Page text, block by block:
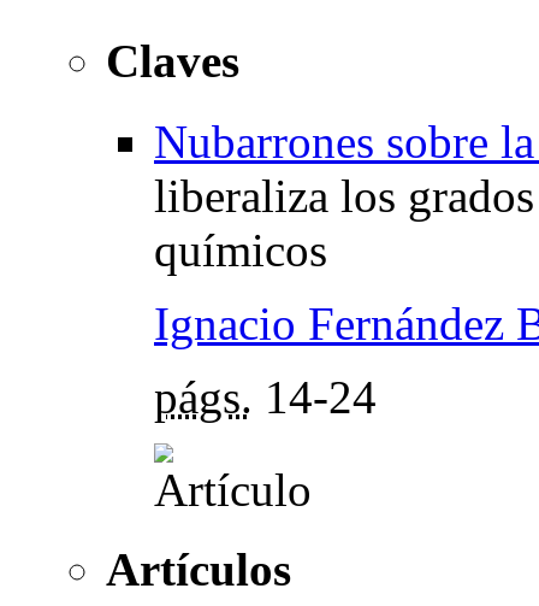
Claves
Nubarrones sobre
liberaliza los
químicos
Ignacio Fernández
págs. 14-24
Artículos